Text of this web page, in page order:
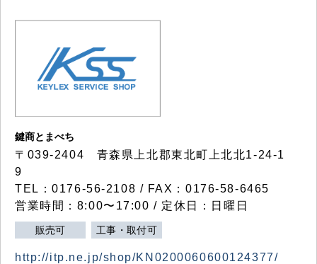
鍵商とまべち
〒039-2404 青森県上北郡東北町上北北1-24-1
9
TEL：0176-56-2108 / FAX：0176-58-6465
営業時間：8:00〜17:00 / 定休日：日曜日
販売可 工事・取付可
http://itp.ne.jp/shop/KN0200060600124377/